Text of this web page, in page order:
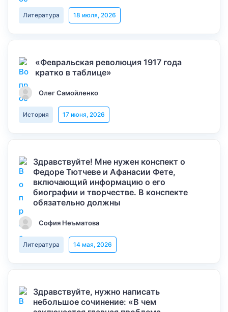
Литература 18 июля, 2026
«Февральская революция 1917 года
кратко в таблице»
Олег Самойленко
История 17 июня, 2026
Здравствуйте! Мне нужен конспект о
Федоре Тютчеве и Афанасии Фете,
включающий информацию о его
биографии и творчестве. В конспекте
обязательно должны
София Неъматова
Литература 14 мая, 2026
Здравствуйте, нужно написать
небольшое сочинение: «В чем